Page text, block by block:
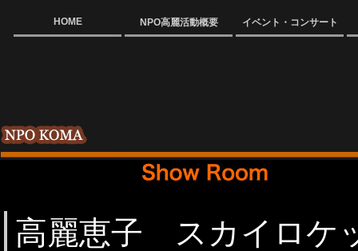
HOME NPO高麗活動概要 イベント・コンサート
高麗恵子 スカイロケ